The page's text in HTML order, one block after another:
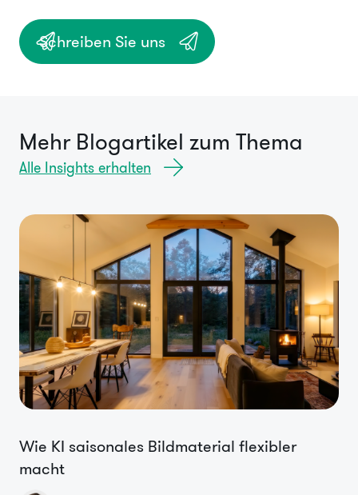
Schreiben Sie uns
Mehr Blogartikel zum Thema
Alle Insights erhalten
Wie KI saisonales Bildmaterial flexibler
macht